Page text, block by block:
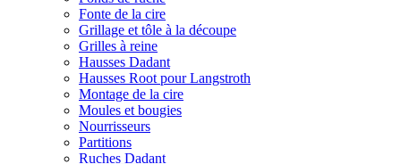
Fonte de la cire
Grillage et tôle à la découpe
Grilles à reine
Hausses Dadant
Hausses Root pour Langstroth
Montage de la cire
Moules et bougies
Nourrisseurs
Partitions
Ruches Dadant